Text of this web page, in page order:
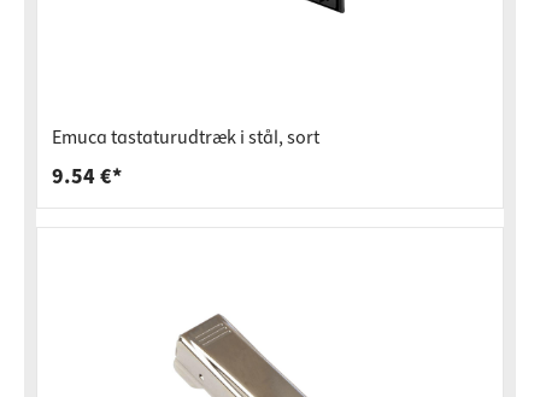
Emuca tastaturudtræk i stål, sort
9.54 €*